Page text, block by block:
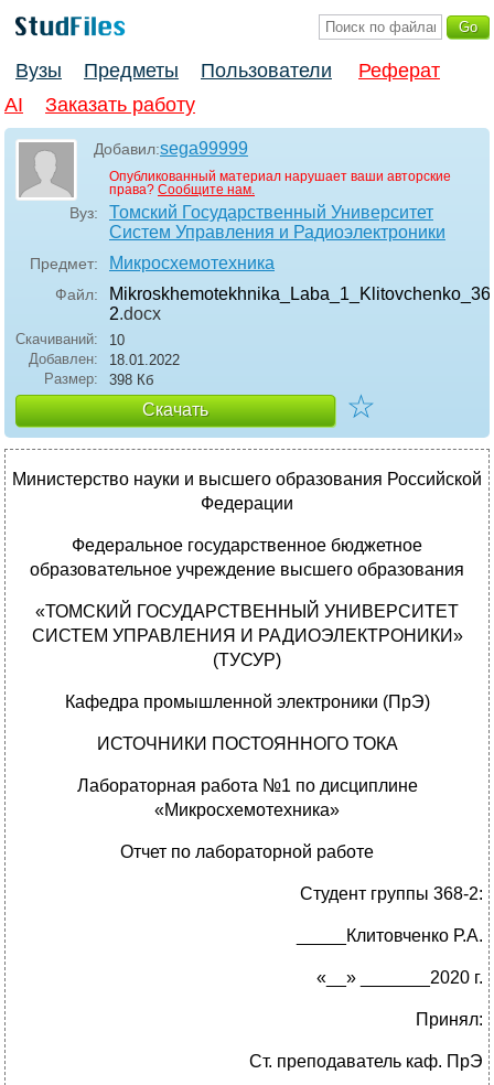
Вузы Предметы Пользователи
Реферат
AI
Заказать работу
Добавил:sega99999
Опубликованный материал нарушает ваши авторские
права? Сообщите нам.
Вуз:
Томский Государственный Университет
Систем Управления и Радиоэлектроники
Предмет: Микросхемотехника
Файл:
2.docx
Скачиваний:
10
Добавлен:
18.01.2022
Размер:
398 Кб
Скачать ☆
Министерство науки и высшего образования Российской
Федерации
Федеральное государственное бюджетное
образовательное учреждение высшего образования
«ТОМСКИЙ ГОСУДАРСТВЕННЫЙ УНИВЕРСИТЕТ
СИСТЕМ УПРАВЛЕНИЯ И РАДИОЭЛЕКТРОНИКИ»
(ТУСУР)
Кафедра промышленной электроники (ПрЭ)
ИСТОЧНИКИ ПОСТОЯННОГО ТОКА
Лабораторная работа №1 по дисциплине
«Микросхемотехника»
Отчет по лабораторной работе
Студент группы 368-2:
_____Клитовченко Р.А.
«__» _______2020 г.
Принял:
Ст. преподаватель каф. ПрЭ